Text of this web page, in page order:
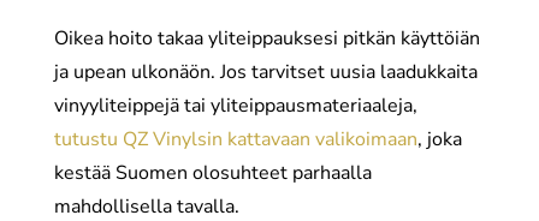
Oikea hoito takaa yliteippauksesi pitkän käyttöiän
ja upean ulkonäön. Jos tarvitset uusia laadukkaita
vinyyliteippejä tai yliteippausmateriaaleja,
tutustu QZ Vinylsin kattavaan valikoimaan, joka
kestää Suomen olosuhteet parhaalla
mahdollisella tavalla.